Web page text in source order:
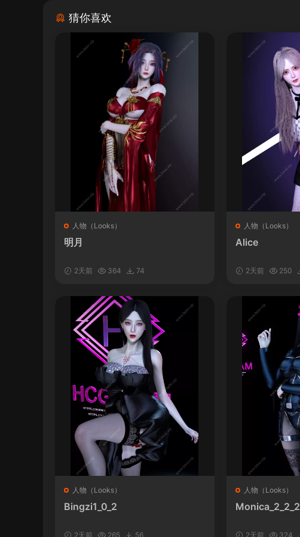
猜你喜欢
人物（Looks）
明月
2天前 364 74
人物（Looks）
Alice
2天前 250
人物（Looks）
Bingzi1_0_2
2天前 265 56
人物（Looks）
Monica_2_2_2
2天前 324